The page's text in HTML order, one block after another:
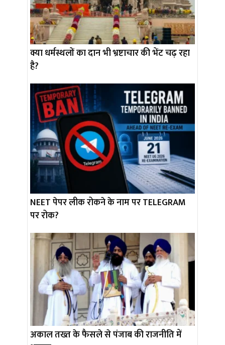
क्या धर्मस्थलों का दान भी भ्रष्टाचार की भेंट चढ़ रहा
है?
NEET पेपर लीक रोकने के नाम पर TELEGRAM
पर रोक?
अकाल तख्त के फैसले से पंजाब की राजनीति में